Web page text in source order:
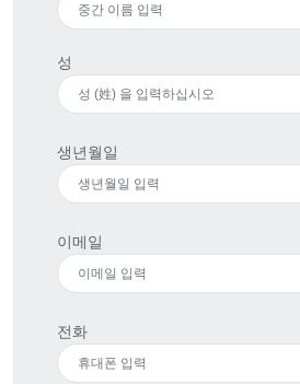
성
생년월일
이메일
전화